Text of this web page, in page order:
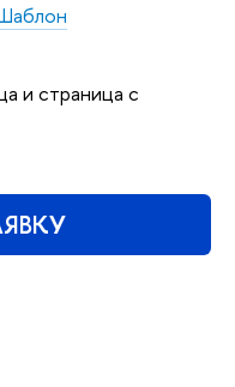
и страница с